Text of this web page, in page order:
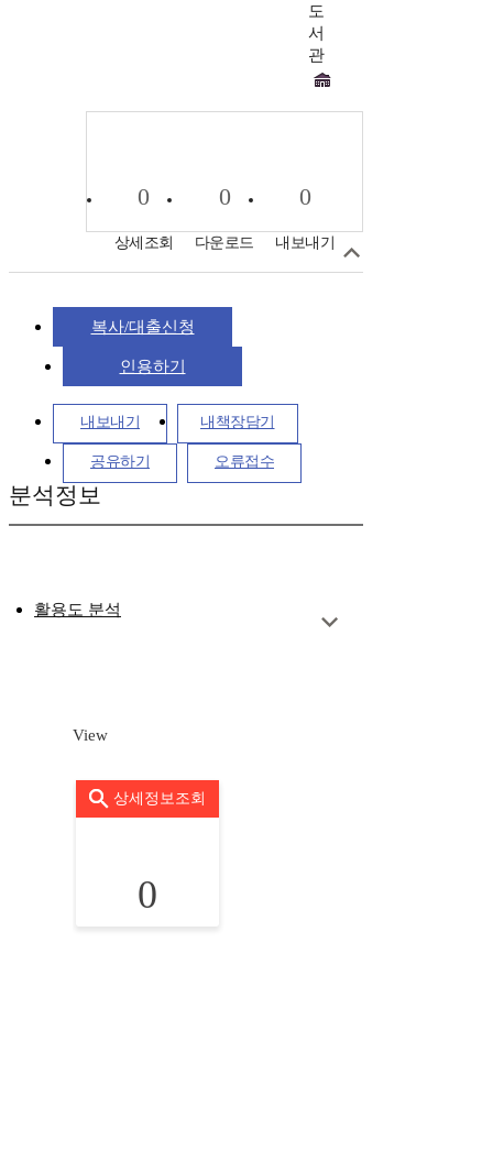
도
서
관
0
상세조회
0
다운로드
0
내보내기
복사/대출신청
인용하기
내보내기 내책장담기
공유하기 오류접수
분석정보
활용도 분석
View
상세정보조회
0